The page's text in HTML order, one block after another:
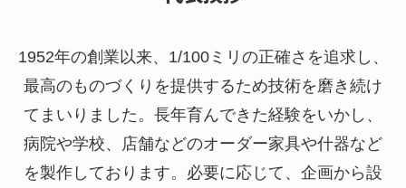
1952年の創業以来、1/100ミリの正確さを追求し、
最高のものづくりを提供するため技術を磨き続け
てまいりました。 長年育んできた経験をいかし、
病院や学校、店舗などのオーダー家具や什器など
を製作しております。 必要に応じて、企画から設